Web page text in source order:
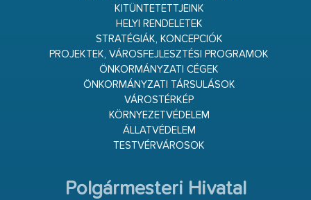
KITÜNTETETTJEINK
HELYI RENDELETEK
STRATÉGIÁK, KONCEPCIÓK
PROJEKTEK, VÁROSFEJLESZTÉSI PROGRAMOK
ÖNKORMÁNYZATI CÉGEK
ÖNKORMÁNYZATI TÁRSULÁSOK
VÁROSTÉRKÉP
KÖRNYEZETVÉDELEM
ÁLLATVÉDELEM
TESTVÉRVÁROSOK
Polgármesteri Hivatal